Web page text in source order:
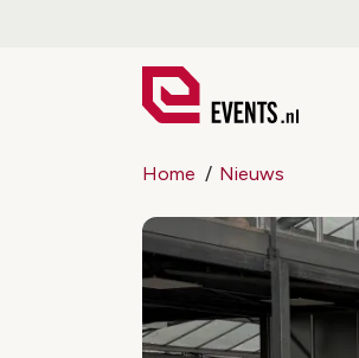
Home Nieuws